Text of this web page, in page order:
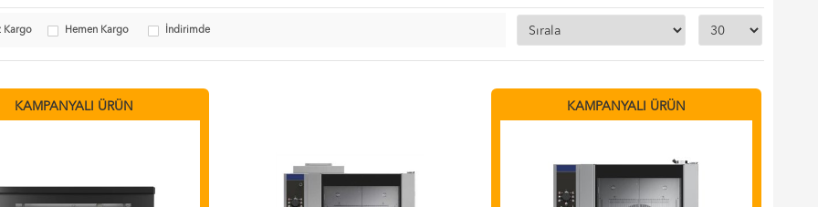
Kargo Hemen Kargo İndirimde
KAMPANYALI ÜRÜN KAMPANYALI ÜRÜN